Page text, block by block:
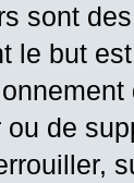
sont
le but
de